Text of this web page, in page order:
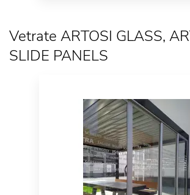
Vetrate ARTOSI GLASS,
SLIDE PANELS